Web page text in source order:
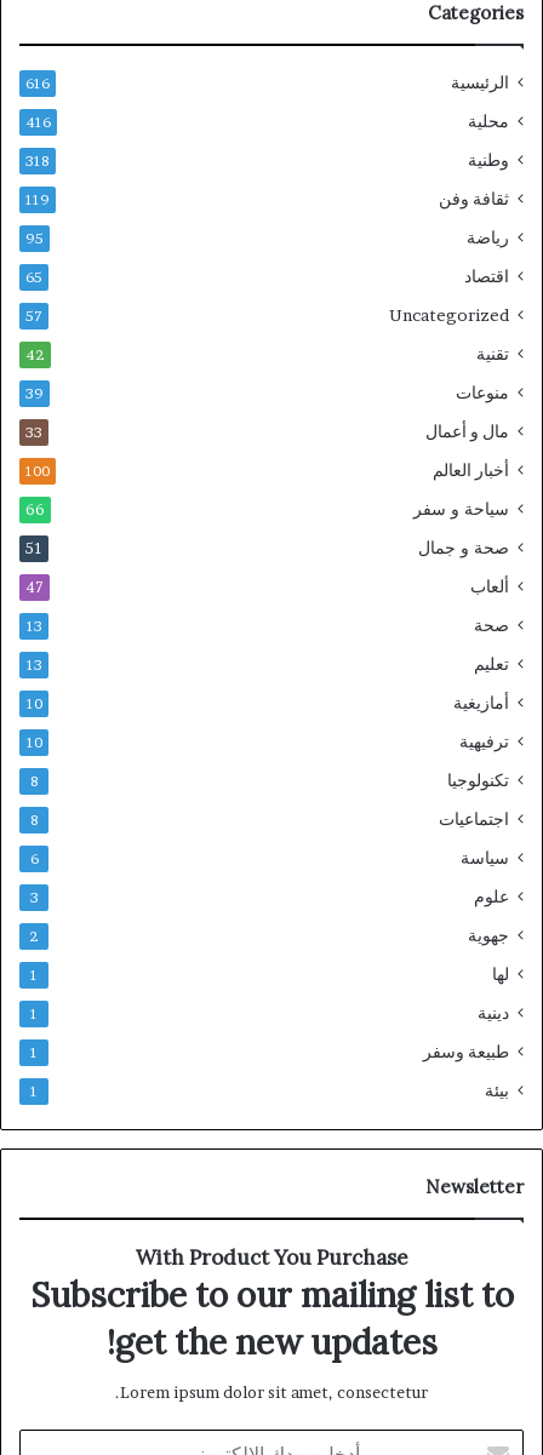
Categories
الرئيسية 616
محلية 416
وطنية 318
ثقافة وفن 119
رياضة 95
اقتصاد 65
Uncategorized
57
تقنية 42
منوعات 39
مال و أعمال 33
أخبار العالم 100
سياحة و سفر 66
صحة و جمال 51
ألعاب 47
صحة 13
تعليم 13
أمازيغية 10
ترفيهية 10
تكنولوجيا 8
اجتماعيات 8
سياسة 6
علوم 3
جهوية 2
لها 1
دينية 1
طبيعة وسفر 1
بيئة 1
Newsletter
With Product You Purchase
Subscribe to our mailing list to
get the new updates!
Lorem ipsum dolor sit amet, consectetur.